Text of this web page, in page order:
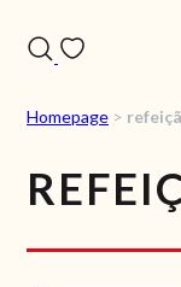
Homepage >